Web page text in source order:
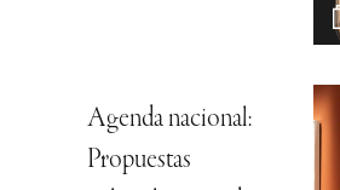
Agenda nacional:
Propuestas